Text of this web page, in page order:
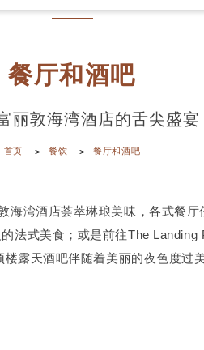
餐厅和酒吧
丽敦海湾酒店的舌尖盛宴
首页 餐饮 餐厅和酒吧
海湾酒店荟萃琳琅美味，各式餐
法式美食；或是前往The
露天酒吧伴随着美丽的夜色度过